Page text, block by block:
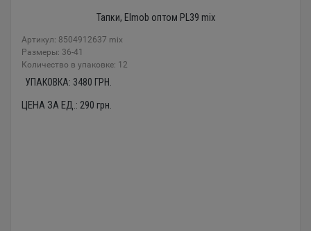
Тапки, Elmob оптом PL39 mix
Артикул: 8504912637 mix
Размеры: 36-41
Количество в упаковке: 12
УПАКОВКА: 3480 ГРН.
ЦЕНА ЗА ЕД.: 290 грн.